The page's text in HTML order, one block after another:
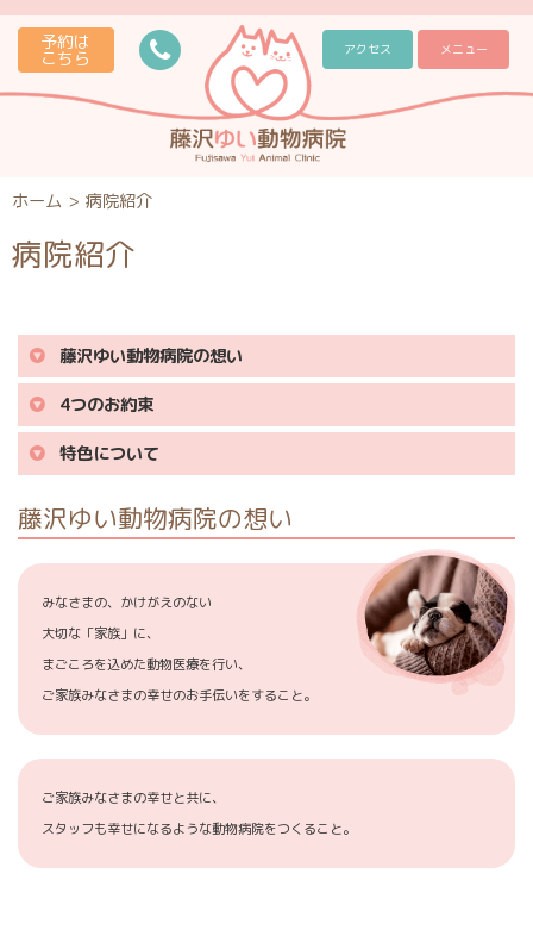
予約は
こちら アクセス メニュー
ホーム > 病院紹介
病院紹介
藤沢ゆい動物病院の想い
4つのお約束
特色について
藤沢ゆい動物病院の想い
みなさまの、かけがえのない
大切な「家族」に、
まごころを込めた動物医療を行い、
ご家族みなさまの幸せのお手伝いをすること。
ご家族みなさまの幸せと共に、
スタッフも幸せになるような動物病院をつくること。